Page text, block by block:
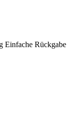
Einfache Rückgabe